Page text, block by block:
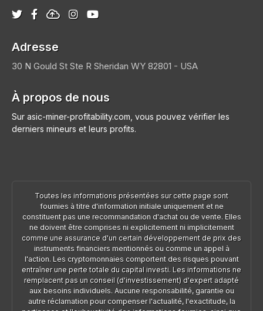
Adresse
30 N Gould St Ste R Sheridan WY 82801 - USA
À propos de nous
Sur asic-miner-profitability.com, vous pouvez vérifier les
derniers mineurs et leurs profits.
Toutes les informations présentées sur cette page sont
fournies à titre d'information initiale uniquement et ne
constituent pas une recommandation d'achat ou de vente. Elles
ne doivent être comprises ni explicitement ni implicitement
comme une assurance d'un certain développement de prix des
instruments financiers mentionnés ou comme un appel à
l'action. Les cryptomonnaies comportent des risques pouvant
entraîner une perte totale du capital investi. Les informations ne
remplacent pas un conseil (d'investissement) d'expert adapté
aux besoins individuels. Aucune responsabilité, garantie ou
autre réclamation pour compenser l'actualité, l'exactitude, la